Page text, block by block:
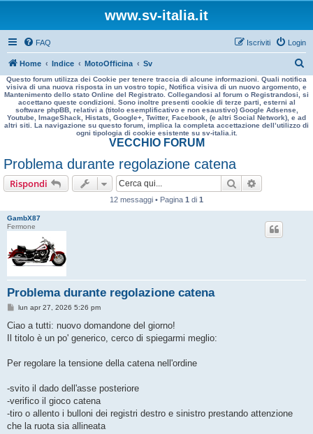
www.sv-italia.it
FAQ Login
Iscriviti
Home Indice MotoOfficina Sv
e
r
a
Questo forum utilizza dei Cookie per tenere traccia di alcune informazioni. Quali notifica
visiva di una nuova risposta in un vostro topic, Notifica visiva di un nuovo argomento, e
Mantenimento dello stato Online del Registrato. Collegandosi al forum o Registrandosi, si
accettano queste condizioni. Sono inoltre presenti cookie di terze parti, esterni al
software phpBB, relativi a (titolo esemplificativo e non esaustivo) Google Adsense,
Youtube, ImageShack, Histats, Google+, Twitter, Facebook, (e altri Social Network), e ad
altri siti. La navigazione su questo forum, implica la completa accettazione dell’utilizzo di
ogni tipologia di cookie esistente su sv-italia.it.
VECCHIO FORUM
Problema durante regolazione catena
Rispondi Cerca
12 messaggi • Pagina 1 di 1
GambX87
Fermone
Problema durante regolazione catena
M
s
a
i
lun apr 27, 2026 5:26 pm
Ciao a tutti: nuovo domandone del giorno!
Il titolo è un po' generico, cerco di spiegarmi meglio:
Per regolare la tensione della catena nell'ordine
-svito il dado dell'asse posteriore
-verifico il gioco catena
-tiro o allento i bulloni dei registri destro e sinistro prestando attenzione
che la ruota sia allineata